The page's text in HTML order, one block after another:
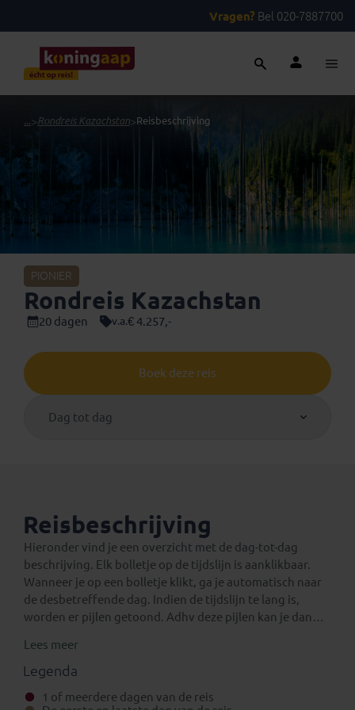
Vragen? Bel 020-7887700
...> Rondreis Kazachstan>Reisbeschrijving
PIONIER
Rondreis Kazachstan
20 dagen v.a.€ 4.257,-
Boek deze reis
Dag tot dag
Reisbeschrijving
Hieronder vind je een overzicht met de dag-tot-dag
beschrijving. Elk bolletje op de tijdslijn is aanklikbaar.
Wanneer je op een bolletje klikt, ga je automatisch naar
de desbetreffende dag. Indien de tijdslijn te lang is,
worden er pijlen getoond. Adhv deze pijlen kan je dan
Een verlenging voor na de reis
Eventuele standaard verlengingen van deze rondreis
kun je vinden onder het aparte tabblad ‘Verlengingen’.
Daarnaast is het mogelijk om bij boeking (in het
Lees meer
Legenda
1 of meerdere dagen van de reis